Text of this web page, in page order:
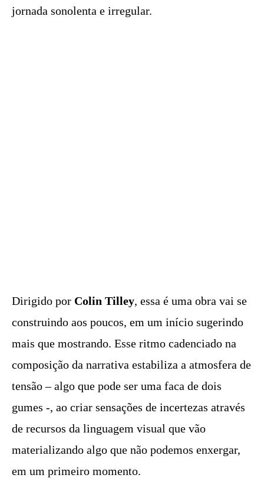
jornada sonolenta e irregular.
Dirigido por Colin Tilley, essa é uma obra vai se
construindo aos poucos, em um início sugerindo
mais que mostrando. Esse ritmo cadenciado na
composição da narrativa estabiliza a atmosfera de
tensão – algo que pode ser uma faca de dois
gumes -, ao criar sensações de incertezas através
de recursos da linguagem visual que vão
materializando algo que não podemos enxergar,
em um primeiro momento.